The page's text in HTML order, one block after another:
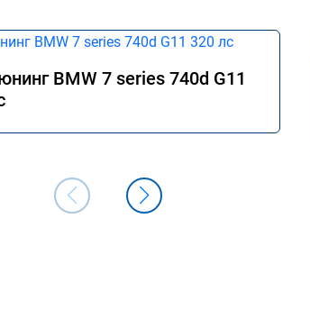
BMW 7 series 740d G11